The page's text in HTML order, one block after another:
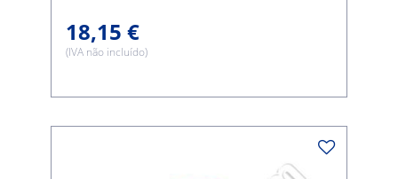
18,15 €
(IVA não incluído)